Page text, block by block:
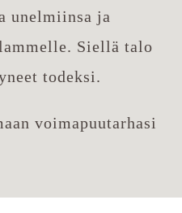
unelmiinsa ja
Siellä talo
todeksi.
voimapuutarhasi